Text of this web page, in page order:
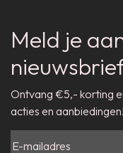
Meld je
Ontvang €5,- korting
acties en aanbiedingen!